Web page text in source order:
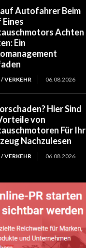
Autofahrer Beim
Eines
Achten
Ein
VERKEHR 06.08.2026
Hier Sind
von
Für Ihr
Nachzulesen
VERKEHR 06.08.2026